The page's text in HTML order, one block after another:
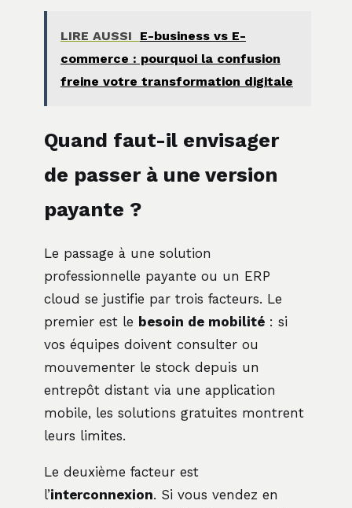
LIRE AUSSI
E-business vs E-
commerce : pourquoi la confusion
freine votre transformation digitale
Quand faut-il envisager
de passer à une version
payante ?
Le passage à une solution
professionnelle payante ou un ERP
cloud se justifie par trois facteurs. Le
premier est le besoin de mobilité : si
vos équipes doivent consulter ou
mouvementer le stock depuis un
entrepôt distant via une application
mobile, les solutions gratuites montrent
leurs limites.
Le deuxième facteur est
l’interconnexion. Si vous vendez en